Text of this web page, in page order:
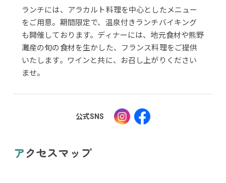
ランチには、アラカルト料理を中心としたメニュー
をご用意。期間限定で、温泉付きランチバイキング
も開催しております。ディナーには、地元食材や熊野
灘産の旬の食材を生かした、フランス料理をご提供
いたします。ワインと共に、お召し上がりください
ませ。
公式SNS
アクセスマップ